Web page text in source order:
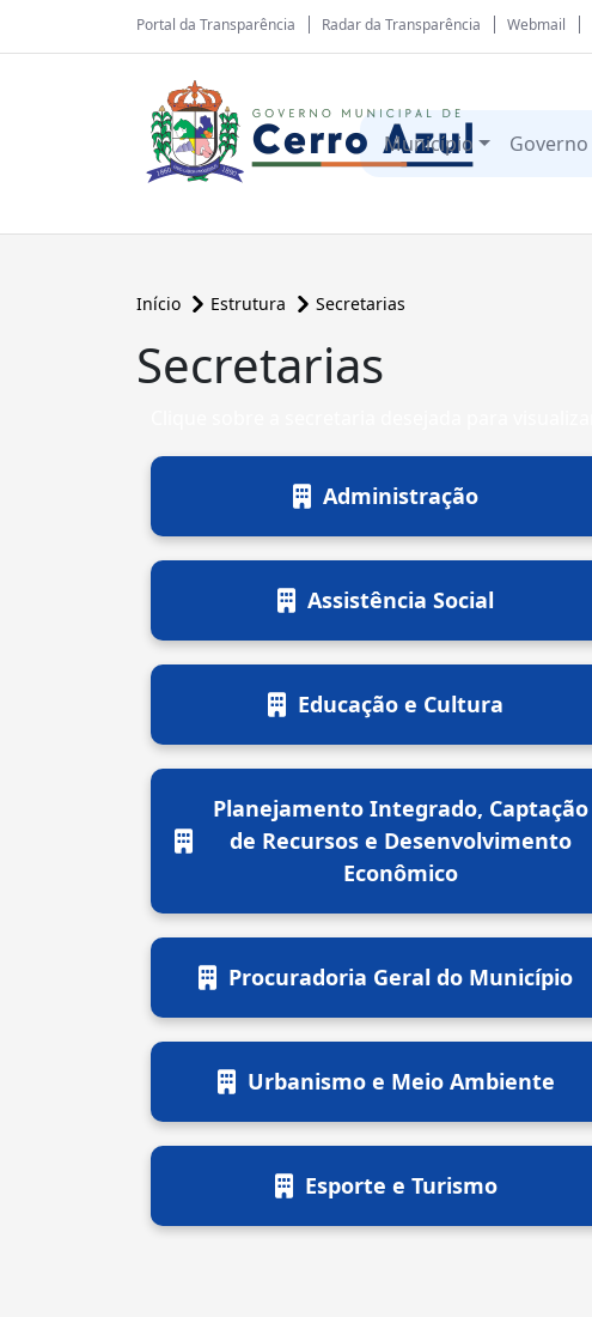
Portal da Transparência Radar da Transparência Webmail
Município Governo
Início Estrutura Secretarias
Secretarias
Administração
Assistência Social
Educação e Cultura
Planejamento Integrado, Captação
de Recursos e Desenvolvimento
Econômico
Procuradoria Geral do Município
Urbanismo e Meio Ambiente
Esporte e Turismo